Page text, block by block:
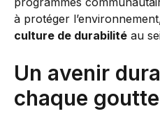
à protéger
culture de durabilité au
Un avenir
chaque goutte